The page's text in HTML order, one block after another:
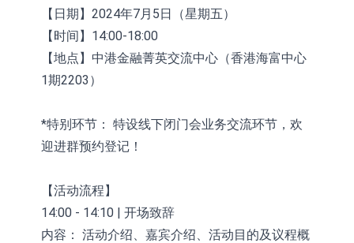
统工程股权(02902.HK)涨+231.25%，
中国智能健康(00348.HK)涨+133.33%
【异动股】钨板块拉升，中钨高新
(000657.CN)涨7.24%
【异动股】昨日打二板以上表现板块
务集团(02215.HK)跌16.33%
10年期港元特区政府机构债券将于
【日期】2024年7月5日（星期五）
【时间】14:00-18:00
【地点】中港金融菁英交流中心（香港海富中心
1期2203）
*特别环节： 特设线下闭门会业务交流环节，欢
迎进群预约登记！
【活动流程】
14:00 - 14:10 | 开场致辞
内容： 活动介绍、嘉宾介绍、活动目的及议程概